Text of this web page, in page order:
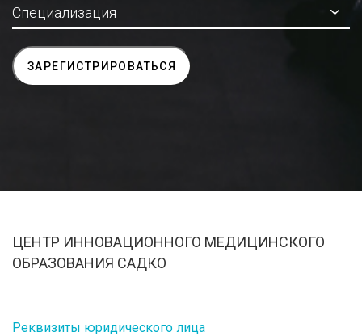
ЦЕНТР ИННОВАЦИОННОГО МЕДИЦИНСКОГО
ОБРАЗОВАНИЯ САДКО
Реквизиты юридического лица